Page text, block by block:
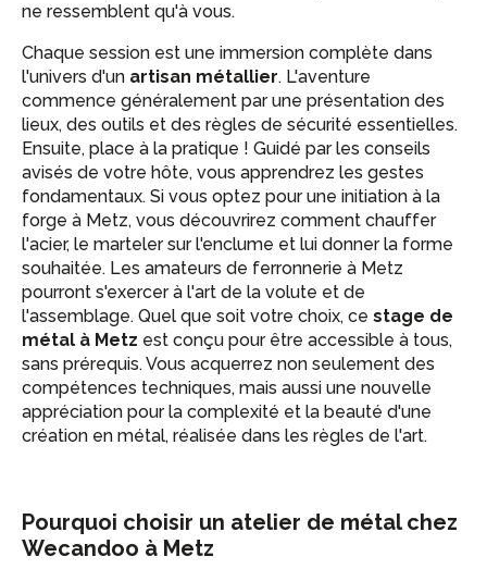
ne ressemblent qu'à vous.
Chaque session est une immersion complète dans
l'univers d'un artisan métallier. L'aventure
commence généralement par une présentation des
lieux, des outils et des règles de sécurité essentielles.
Ensuite, place à la pratique ! Guidé par les conseils
avisés de votre hôte, vous apprendrez les gestes
fondamentaux. Si vous optez pour une initiation à la
forge à Metz, vous découvrirez comment chauffer
l'acier, le marteler sur l'enclume et lui donner la forme
souhaitée. Les amateurs de ferronnerie à Metz
pourront s'exercer à l'art de la volute et de
l'assemblage. Quel que soit votre choix, ce stage de
métal à Metz est conçu pour être accessible à tous,
sans prérequis. Vous acquerrez non seulement des
compétences techniques, mais aussi une nouvelle
appréciation pour la complexité et la beauté d'une
création en métal, réalisée dans les règles de l'art.
Pourquoi choisir un atelier de métal chez
Wecandoo à Metz